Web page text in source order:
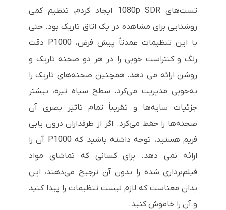
تست‌های 1080p SDR ایجاد کردم، تنظیم کمی
روشنایی برای مشاهده در یک اتاق تاریک بود. حتی
با این تنظیمات عمدتاً پیش فرض، P1000 دقت
رنگ و کنتراست خوبی را در هر دو صحنه تاریک و
روشن ارائه می دهد. همچنین صحنه‌های تاریک را
به‌خوبی مدیریت می‌کرد، سطح سیاه تیره، بیشتر
جزئیات سایه‌ها و تقریباً تمام تاثیر بصری آن
صحنه‌ها را حفظ می‌کرد. اگر از طرفداران درون یابی
فریم هستید، توجه داشته باشید که P1000 آن را
ارائه نمی دهد. برای کسانی که تماشای مواد
فیلم‌برداری شده را بدون آن ترجیح می‌دهند، این
بدان معناست که لازم نیست تنظیمات را پیدا کنید
و آن را خاموش کنید.